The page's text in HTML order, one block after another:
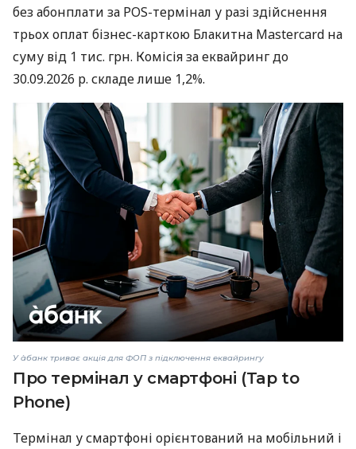
без абонплати за POS-термінал у разі здійснення
трьох оплат бізнес-карткою Блакитна Mastercard на
суму від 1 тис. грн. Комісія за еквайринг до
30.09.2026 р. складе лише 1,2%.
У àбанк триває акція для ФОП з підключення еквайрингу
Про термінал у смартфоні (Tap to
Phone)
Термінал у смартфоні орієнтований на мобільний і